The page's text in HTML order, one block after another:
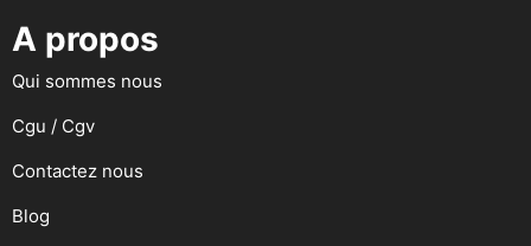
A propos
Qui sommes nous
Cgu / Cgv
Contactez nous
Blog